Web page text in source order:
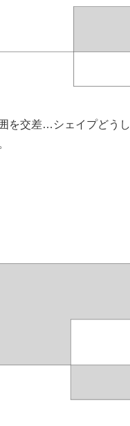
を交差…シェイプどう